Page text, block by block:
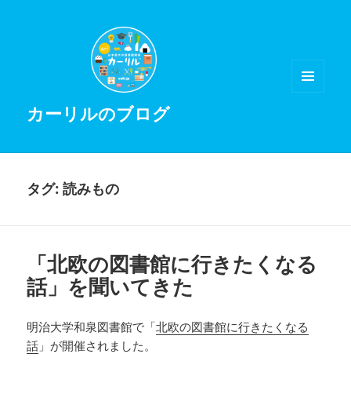
カーリルのブログ
タグ:読みもの
「北欧の図書館に行きたくなる
話」を聞いてきた
明治大学和泉図書館で「北欧の図書館に行きたくなる
話 」が開催されました。